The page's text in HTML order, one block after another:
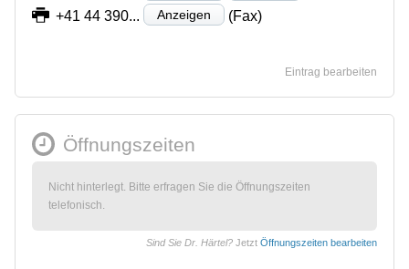
+41 44 390... Anzeigen (Fax)
Eintrag bearbeiten
Öffnungszeiten
Nicht hinterlegt. Bitte erfragen Sie die Öffnungszeiten
telefonisch.
Sind Sie Dr. Härtel? Jetzt Öffnungszeiten bearbeiten